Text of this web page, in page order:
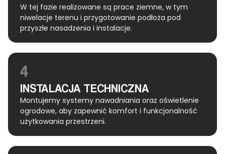
W tej fazie realizowane są prace ziemne, w tym
niwelacje terenu i przygotowanie podłoża pod
przyszłe nasadzenia i instalacje.
4
INSTALACJA TECHNICZNA
Montujemy systemy nawadniania oraz oświetlenie
ogrodowe, aby zapewnić komfort i funkcjonalność
użytkowania przestrzeni.